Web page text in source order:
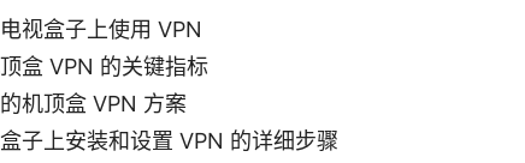
视盒子上使用 VPN
盒 VPN 的关键指标
机顶盒 VPN 方案
子上安装和设置 VPN 的详细步骤